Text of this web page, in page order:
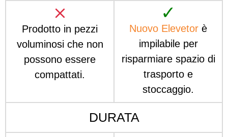
Prodotto in pezzi
voluminosi che non
possono essere
compattati.
✓
Nuovo Elevetor è
impilabile per
risparmiare spazio di
trasporto e
stoccaggio.
DURATA